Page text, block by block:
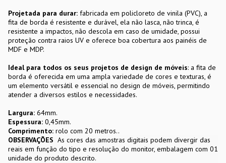
Projetada para durar: fabricada em policloreto de vinila (PVC), a
fita de borda é resistente e durável, ela não lasca, não trinca, é
resistente a impactos, não descola em caso de umidade, possui
proteção contra raios UV e oferece boa cobertura aos painéis de
MDF e MDP.
Ideal para todos os seus projetos de design de móveis: a fita de
borda é oferecida em uma ampla variedade de cores e texturas, é
um elemento versátil e essencial no design de móveis, permitindo
atender a diversos estilos e necessidades.
Largura: 64mm.
Espessura: 0,45mm.
Comprimento: rolo com 20 metros..
OBSERVAÇÕES As cores das amostras digitais podem divergir das
reais em função do tipo e resolução do monitor, embalagem com 01
unidade do produto descrito.